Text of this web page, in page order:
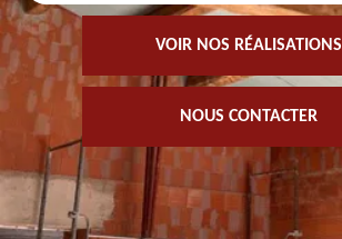
VOIR NOS RÉALISATIONS
NOUS CONTACTER